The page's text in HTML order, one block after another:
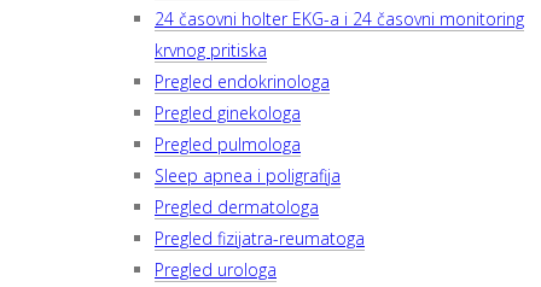
24 časovni holter EKG-a i 24 časovni monitoring
krvnog pritiska
Pregled endokrinologa
Pregled ginekologa
Pregled pulmologa
Sleep apnea i poligrafija
Pregled dermatologa
Pregled fizijatra-reumatoga
Pregled urologa